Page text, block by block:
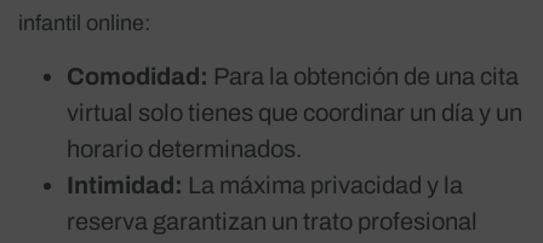
infantil online:
Comodidad: Para la obtención de una cita
virtual solo tienes que coordinar un día y un
horario determinados.
Intimidad: La máxima privacidad y la
reserva garantizan un trato profesional